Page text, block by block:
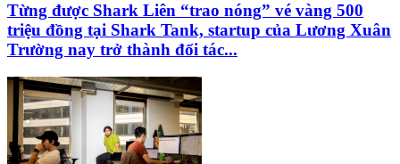
Từng được Shark Liên “trao nóng” vé vàng 500
triệu đồng tại Shark Tank, startup của Lương Xuân
Trường nay trở thành đối tác...